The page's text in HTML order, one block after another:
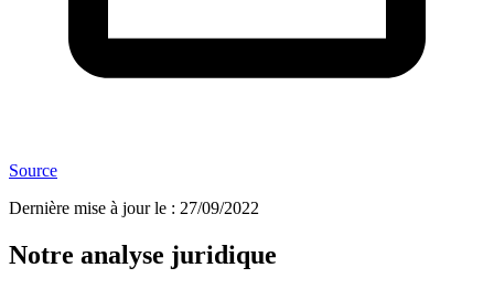
Source
Dernière mise à jour le : 27/09/2022
Notre analyse juridique